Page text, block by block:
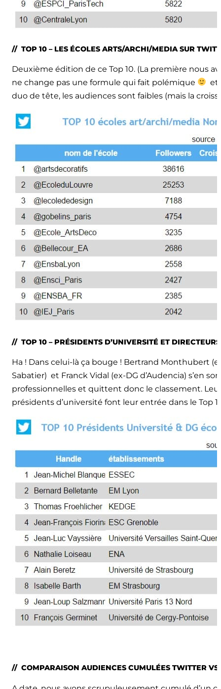
// TOP 10 – LES ÉCOLES ARTS/ARCHI/MEDIA SUR
Deuxième édition de ce Top 10. (La première nous
ne change pas une formule qui fait polémique
et
duo de tête, les audiences sont faibles (mais la
// TOP 10 – PRÉSIDENTS D’UNIVERSITÉ ET
Ha ! Dans celui-là ça bouge ! Bertrand Monthubert
Sabatier) et Franck Vidal (ex-DG d’Audencia) s’en
professionnelles et quittent donc le classement.
présidents d’université font leur entrée dans le Top
// COMPARAISON AUDIENCES CUMULÉES TWITTER VS